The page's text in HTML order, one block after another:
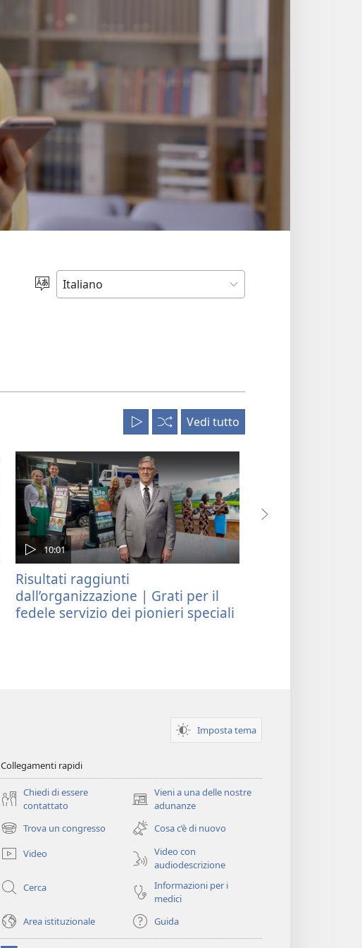
Scegli
la
RiproduciCasuale
Vedi tutto
10:01
Risultati raggiunti
dall’organizzazione | Grati per il
fedele servizio dei pionieri speciali
Imposta tema
Collegamenti rapidi
Chiedi di essere
contattato
Vieni a una delle nostre
adunanze
(apre
una
nuova
finestra)
Trova un congresso
(apre
una
nuova
Cosa c’è di nuovo
Video
Video con
audiodescrizione
Cerca
Informazioni per i
medici
Area istituzionale
Guida